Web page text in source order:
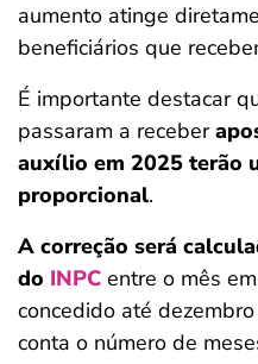
aumento atinge
beneficiários que
É importante destacar
passaram a receber
auxílio em 2025 terão
proporcional.
A correção será
do INPC entre o mês
concedido até
conta o número de